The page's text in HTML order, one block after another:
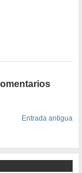
Entrada antigua